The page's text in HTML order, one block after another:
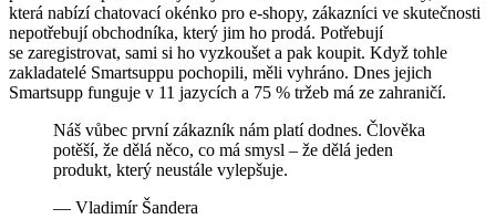
která nabízí chatovací okénko pro e-shopy, zákazníci ve skutečnosti
nepotřebují obchodníka, který jim ho prodá. Potřebují
se zaregistrovat, sami si ho vyzkoušet a pak koupit. Když tohle
zakladatelé Smartsuppu pochopili, měli vyhráno. Dnes jejich
Smartsupp funguje v 11 jazycích a 75 % tržeb má ze zahraničí.
Náš vůbec první zákazník nám platí dodnes. Člověka
potěší, že dělá něco, co má smysl – že dělá jeden
produkt, který neustále vylepšuje.
— Vladimír Šandera